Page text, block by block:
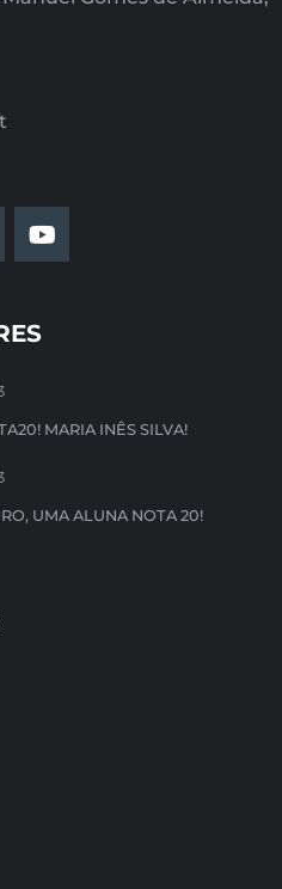
MARIA INÊS SILVA!
UMA ALUNA NOTA 20!